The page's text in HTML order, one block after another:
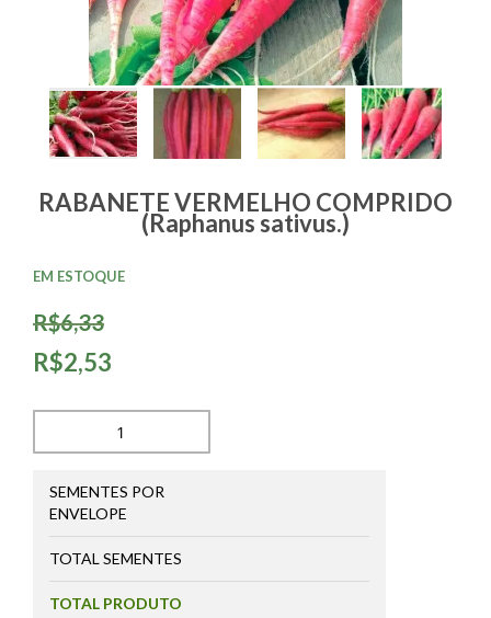
RABANETE VERMELHO COMPRIDO
(Raphanus sativus.)
R$6,33
R$2,53
EM ESTOQUE
SEMENTES POR
ENVELOPE
TOTAL SEMENTES
TOTAL PRODUTO